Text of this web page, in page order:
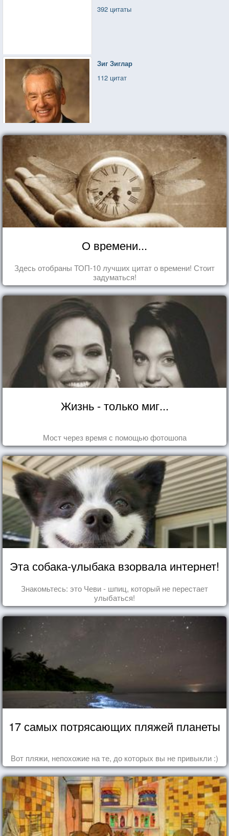
392 цитаты
Зиг Зиглар
112 цитат
О времени...
Здесь отобраны ТОП-10 лучших цитат о времени! Стоит
задуматься!
Жизнь - только миг...
Мост через время с помощью фотошопа
Эта собака-улыбака взорвала интернет!
Знакомьтесь: это Чеви - шпиц, который не перестает
улыбаться!
17 самых потрясающих пляжей планеты
Вот пляжи, непохожие на те, до которых вы не привыкли :)